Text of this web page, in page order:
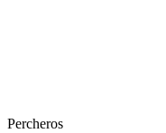
Percheros